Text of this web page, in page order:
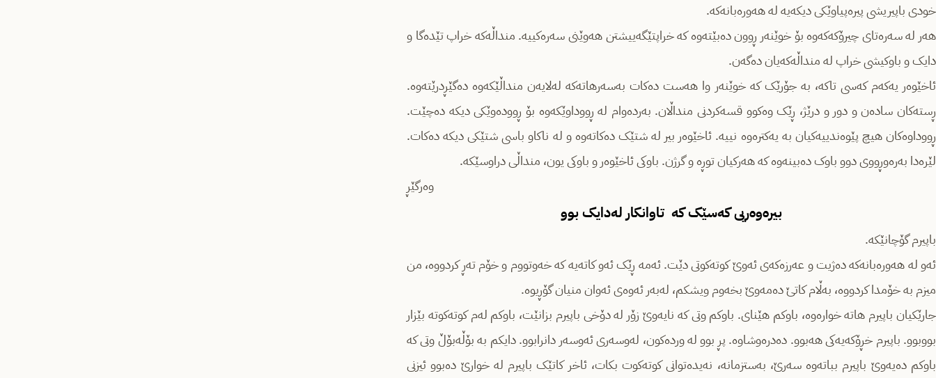
خودی باپیریشی پیرەپیاوێکی دیکەیە لە هەورەبانەکە.
هەر لە سەرەتای چیرۆکەکەوە بۆ خوێنەر ڕوون دەبێتەوە کە خراپتێگەییشتن هەوێنی سەرەکییە. منداڵەکە خراپ تێدەگا و
دایک و باوکیشی خراپ لە منداڵەکەیان دەگەن.
ئاخێوەر یەکەم کەسی تاکە، بە جۆرێک کە خوێنەر وا هەست دەکات بەسەرهاتەکە لەلایەن منداڵێکەوە دەگێڕدرێتەوە.
ڕستەکان سادەن و دور و درێژ، ڕێک وەکوو قسەکردنی منداڵان. بەردەوام لە ڕووداوێکەوە بۆ ڕوودەوێکی دیکە دەچێت.
ڕووداوەکان هیچ پێوەندییەکیان بە یەکترەوە نییە. ئاخێوەر بیر لە شتێک دەکاتەوە و لە ناکاو باسی شتێکی دیکە دەکات.
لێرەدا بەرەوڕووی دوو باوک دەبینەوە کە هەرکیان توڕە و گرژن. باوکی ئاخێوەر و باوکی یون، منداڵی دراوسێکە.
وەرگێڕ
بیرەوەریی کەسێک کە تاوانکار لەدایک بوو
باپیرم‌ گۆچانێکه‌.
ئه‌و له‌ هه‌وره‌بانەکە دەژیت و عەرزەکەی ئەوێ کوتەکوتی دێت. ئەمە ڕێک ئەو کاتەیە کە خەوتووم و خۆم تەڕ کردووە، من
میزم بە خۆمدا کردووە، بەڵام کاتێ ده‌مه‌وێ بخه‌وم ویشکم، له‌به‌ر ئه‌وه‌ی ئه‌وان منیان گۆڕیوه‌.
جارێکیان باپیرم هاته‌ خواره‌وه‌، باوکم هێنای. باوکم وتی کە نایەوێ زۆر لە دۆخی باپیرم بزانێت‌، باوکم لەم کوتەکوتە بێزار
بووبوو. باپیرم خڕۆکەیەکی هەبوو. دەدرەوشاوە. پڕ بوو لە وردەکون، لەوسەری ئەوسەر دانرابوو. دایکم بە بۆڵەبۆڵ وتی که‌
باوکم دەیەوێ باپیرم بباتەوە سەرێ، بەستزمانە، نەیدەتوانی کوتەکوت بکات، ئاخر کاتێک باپیرم لە خوارێ دەبوو ئیزنی